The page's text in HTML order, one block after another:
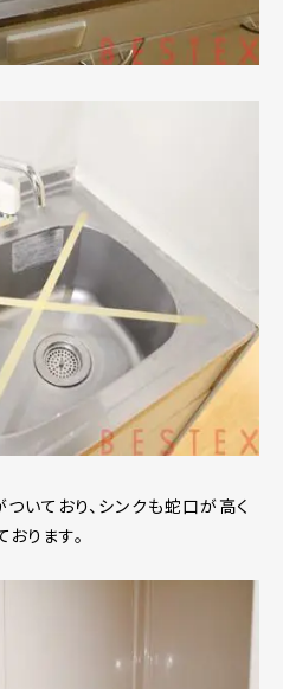
いており、シンクも蛇口が高く
ります。